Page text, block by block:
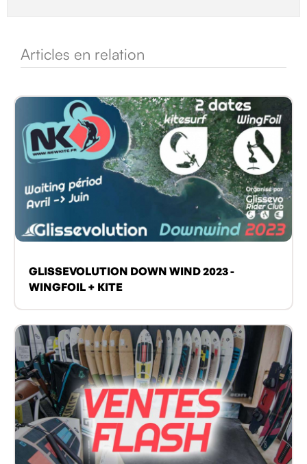
Articles en relation
GLISSEVOLUTION DOWN WIND 2023 -
WINGFOIL + KITE